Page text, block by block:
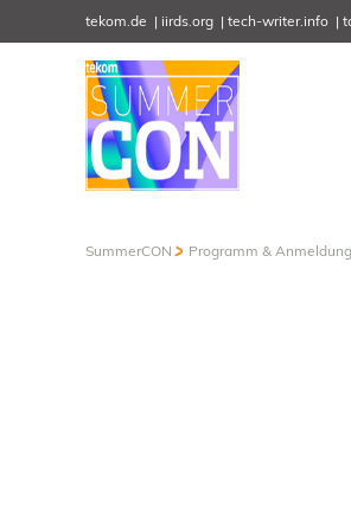
tekom.de iirds.org tech-writer.info
SummerCON Programm & Anmeldung